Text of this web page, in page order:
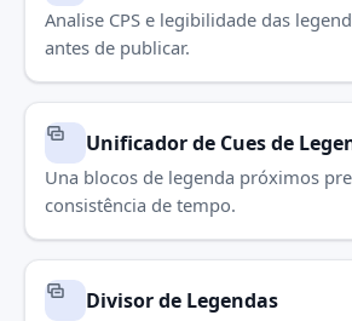
Analise CPS e legibilidade das
antes de publicar.
Unificador de Cues de
Una blocos de legenda próximos
consistência de tempo.
Divisor de Legendas